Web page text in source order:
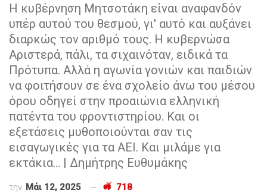
Η κυβέρνηση Μητσοτάκη είναι αναφανδόν
υπέρ αυτού του θεσμού, γι' αυτό και αυξάνει
διαρκώς τον αριθμό τους. Η κυβερνώσα
Αριστερά, πάλι, τα σιχαινόταν, ειδικά τα
Πρότυπα. Αλλά η αγωνία γονιών και παιδιών
να φοιτήσουν σε ένα σχολείο άνω του μέσου
όρου οδηγεί στην προαιώνια ελληνική
πατέντα του φροντιστηρίου. Και οι
εξετάσεις μυθοποιούνται σαν τις
εισαγωγικές για τα ΑΕΙ. Και μιλάμε για
εκτάκια... | Δημήτρης Ευθυμάκης
την Μάι 12, 2025 718